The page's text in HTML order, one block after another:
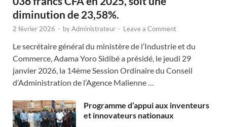
diminution de 23,58%.
2 février 2026 - byAdministrateur - Leave a Comment
Le secrétaire général du ministère de l’Industrie et du
Commerce, Adama Yoro Sidibé a présidé, le jeudi 29
janvier 2026, la 14ème Session Ordinaire du Conseil
d’Administration de l’Agence Malienne …
Programme d’appui aux inventeurs
et innovateurs nationaux